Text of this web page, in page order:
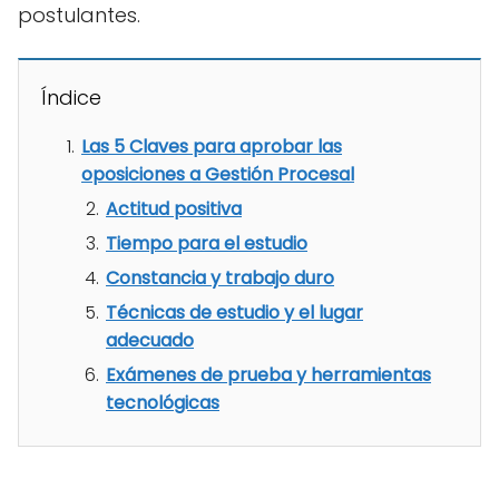
postulantes.
Índice
Las 5 Claves para aprobar las
oposiciones a Gestión Procesal
Actitud positiva
Tiempo para el estudio
Constancia y trabajo duro
Técnicas de estudio y el lugar
adecuado
Exámenes de prueba y herramientas
tecnológicas